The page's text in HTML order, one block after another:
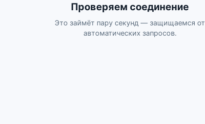
Проверяем соединение
Это займёт пару секунд — защищаемся от
автоматических запросов.